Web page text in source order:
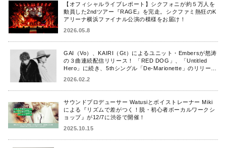
【オフィシャルライブレポート】シクフォニが約５万人を
動員した2ndツアー『RAGE』を完走。シクファミ熱狂のK
アリーナ横浜ファイナル公演の模様をお届け！
2026.05.8
GAI（Vo）、KAIRI（Gt）によるユニット・Embersが怒涛
の３曲連続配信リリース！ 「RED DOG」、「Untitled
Hero」に続き、5thシングル「De-Marionette」のリリース
2026.02.2
サウンドプロデューサー Watusiとボイストレーナー Miki
による『リズムで差がつく！脱・初心者ボーカルワークシ
ョップ』が12/7に渋谷で開催！
2025.10.15